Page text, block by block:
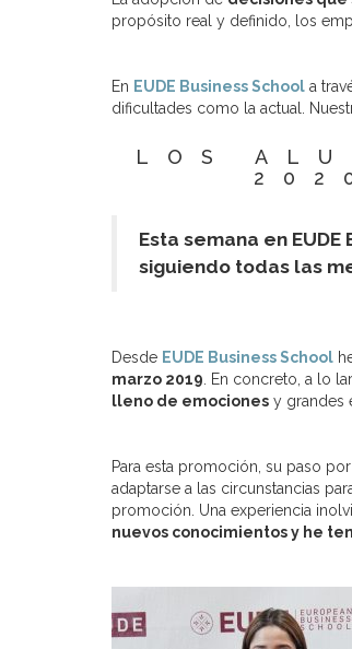
propósito real y definido, los
En EUDE Business School a
dificultades como la actual.
LOS
Esta semana en
siguiendo todas las
Desde EUDE Business School
marzo 2019 . En concreto, a lo
lleno de emociones y grandes
Para esta promoción, su paso
adaptarse a las circunstancias
promoción. Una experiencia
nuevos conocimientos y he